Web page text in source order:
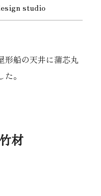
studio
形船の天井に蒲芯丸
。
材